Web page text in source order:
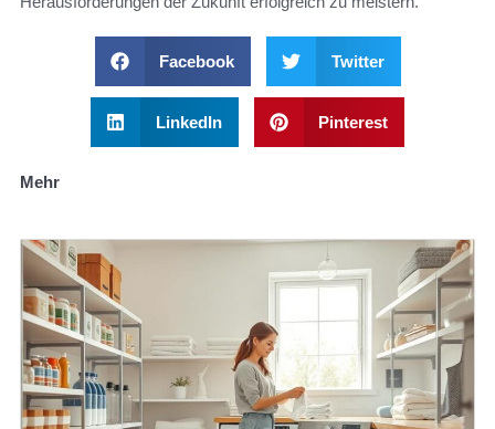
Facebook Twitter
LinkedIn Pinterest
Mehr